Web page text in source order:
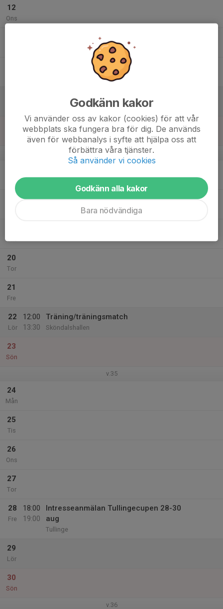
12
Ons
v.34
Mån
Ons
20
Tor
21
Fre
22
Lör
12:00
13:30
Träning/träningsmatch
Sköndalshallen
23
Sön
v.35
24
Mån
25
Tis
26
Ons
27
Tor
28
Fre
18:00
19:00
Intresseanmälan Tullingecupen 28-30
aug
Tullinge
29
Lör
30
Sön
v.36
Godkänn kakor
Vi använder oss av kakor (cookies) för att vår
webbplats ska fungera bra för dig. De används
även för webbanalys i syfte att hjälpa oss att
förbättra våra tjänster.
Så använder vi cookies
Godkänn alla kakor
Bara nödvändiga